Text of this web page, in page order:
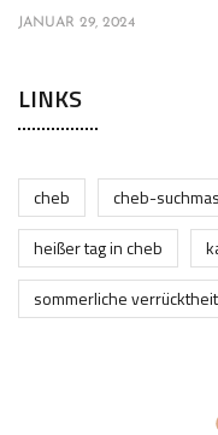
JANUAR 29, 2024
LINKS
cheb cheb-
heißer tag in cheb
sommerliche verrücktheit